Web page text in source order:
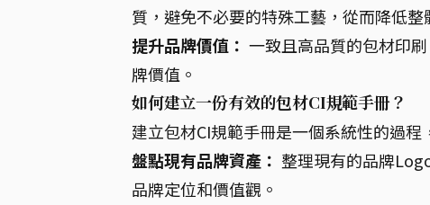
質，避免不必要的特殊工藝，從而降低整
提升品牌價值： 一致且高品質的包材印
牌價值。
如何建立一份有效的包材CI規範手冊？
建立包材CI規範手冊是一個系統性的過
盤點現有品牌資產： 整理現有的品牌
品牌定位和價值觀。